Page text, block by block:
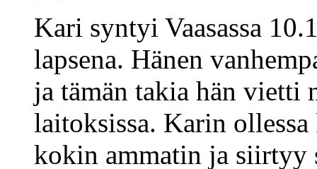
Kari syntyi Vaasassa
lapsena. Hänen
ja tämän takia hän vietti
laitoksissa. Karin
kokin ammatin ja siirtyy